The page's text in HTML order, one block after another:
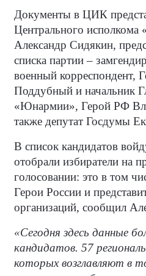
Документы в ЦИК
Центрального исполкома
Александр Сидякин,
списка партии –
военный корреспондент,
Поддубный и начальник
«Юнармии», Герой РФ
также депутат Госдумы
В список кандидатов
отобрали избиратели на
голосовании: это в том
Герои России и
организаций, сообщил
«Сегодня здесь данные
кандидатов. 57
которых возглавляют в